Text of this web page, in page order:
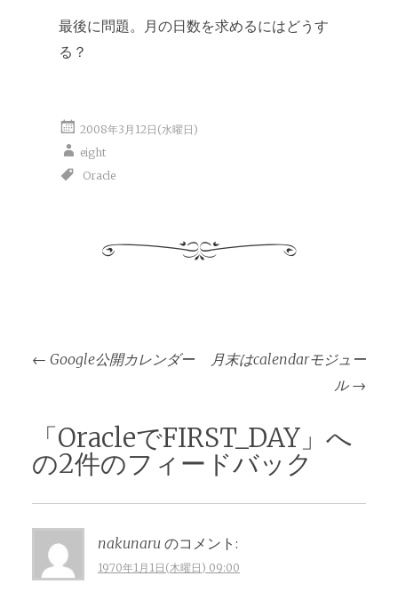
最後に問題。月の日数を求めるにはどうす
る？
2008年3月12日(水曜日)
eight
Oracle
投
ビ
ゲ
ー
シ
ョ
ン
← Google公開カレンダー
月末はcalendarモジュー
ル →
「OracleでFIRST_DAY 」へ
の2件のフィードバック
nakunaru のコメント:
1970年1月1日(木曜日) 09:00